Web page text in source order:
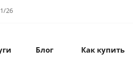
26
Блог Как купить